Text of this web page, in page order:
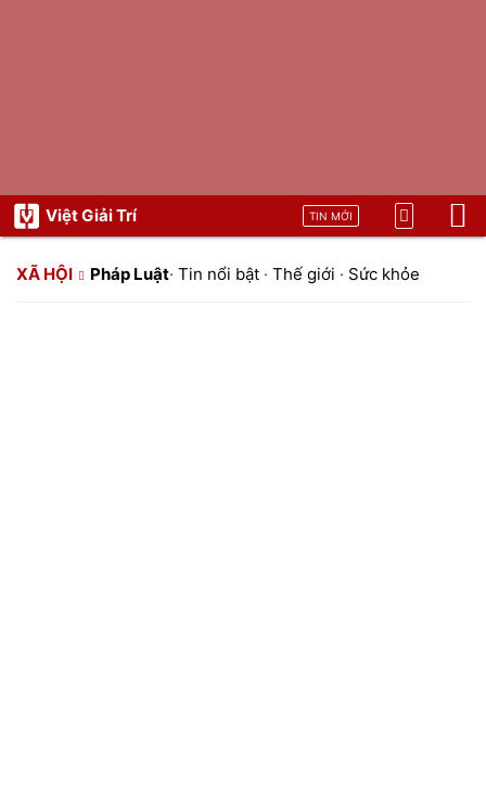
Việt Giải Trí TIN MỚI
XÃ HỘI Pháp Luật· Tin nổi bật · Thế giới · Sức khỏe